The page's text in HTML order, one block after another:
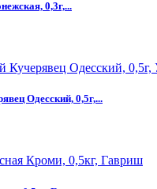
0,3г,...
Одесский, 0,5г,...